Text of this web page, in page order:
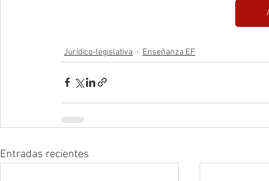
Jurídico-legislativa Enseñanza EF
Entradas recientes